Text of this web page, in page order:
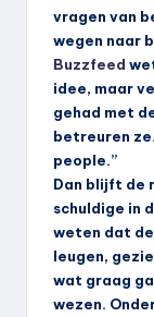
vragen van
wegen naar
Buzzfeed
idee, maar
gehad met
betreuren
people.”
Dan blijft de
schuldige in
weten dat
leugen,
wat graag
wezen.